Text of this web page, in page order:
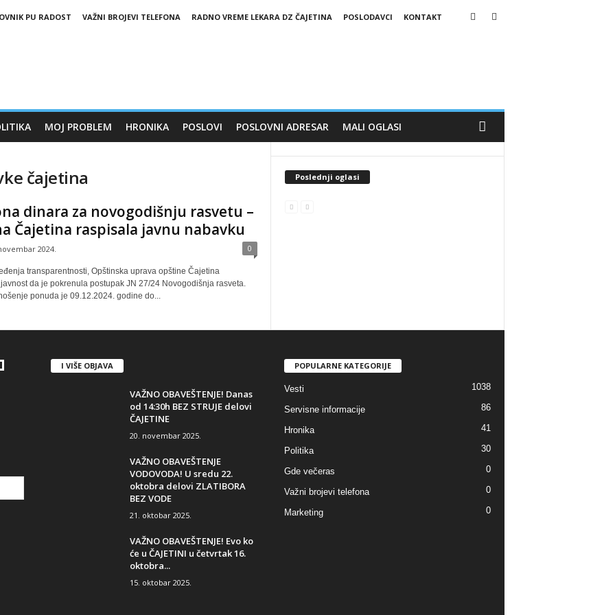
PU RADOST VAŽNI BROJEVI TELEFONA RADNO VREME LEKARA DZ ČAJETINA POSLODAVCI
KONTAKT
MOJ PROBLEM HRONIKA POSLOVI POSLOVNI ADRESAR MALI OGLASI
čajetina
dinara za novogodišnju rasvetu –
Čajetina raspisala javnu nabavku
2024. 0
transparentnosti, Opštinska uprava opštine Čajetina
da je pokrenula postupak JN 27/24 Novogodišnja rasveta.
ponuda je 09.12.2024. godine do...
Poslednji oglasi
I VIŠE OBJAVA
VAŽNO OBAVEŠTENJE! Danas
od 14:30h BEZ STRUJE delovi
ČAJETINE
20. novembar 2025.
VAŽNO OBAVEŠTENJE
VODOVODA! U sredu 22.
oktobra delovi ZLATIBORA
BEZ VODE
21. oktobar 2025.
VAŽNO OBAVEŠTENJE! Evo ko
će u ČAJETINI u četvrtak 16.
oktobra...
15. oktobar 2025.
POPULARNE KATEGORIJE
Vesti 1038
Servisne informacije 86
Hronika 41
Politika 30
Gde večeras 0
Važni brojevi telefona 0
Marketing 0